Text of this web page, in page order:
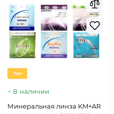
Топ
В наличии
Минеральная линза KM+AR